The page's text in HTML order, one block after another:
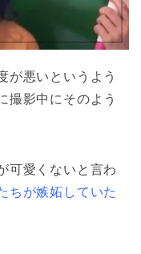
が悪いというよう
撮影中にそのよう
可愛くないと言わ
ちが嫉妬していた